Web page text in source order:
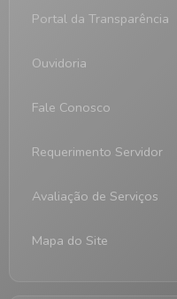
Portal da Transparência
Ouvidoria
Fale Conosco
Requerimento Servidor
Avaliação de Serviços
Mapa do Site